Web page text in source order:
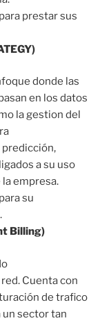
prestar sus
donde las
en los datos
la gestion del
a su uso
empresa.
su
Billing)
Cuenta con
de trafico
un sector tan